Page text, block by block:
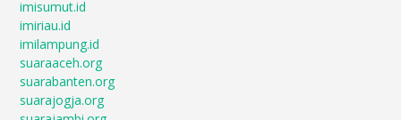
imisumut.id
imiriau.id
imilampung.id
suaraaceh.org
suarabanten.org
suarajogja.org